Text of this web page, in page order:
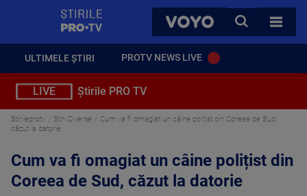
VOYO
CAUTA
TOATE
ULTIMELE ȘTIRI PROTV NEWS LIVE
LIVE Știrile PRO TV
Stirileprotv Stiri Diverse
Cum va fi omagiat un câine polițist din Coreea de Sud,
căzut la datorie
Cum va fi omagiat un câine polițist din
Coreea de Sud, căzut la datorie